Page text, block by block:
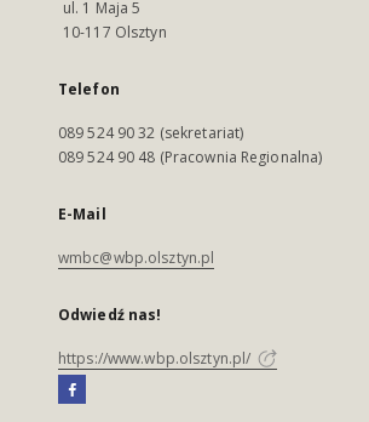
ul. 1 Maja 5
10-117 Olsztyn
Telefon
089 524 90 32 (sekretariat)
089 524 90 48 (Pracownia Regionalna)
E-Mail
wmbc@wbp.olsztyn.pl
Odwiedź nas!
https://www.wbp.olsztyn.pl/